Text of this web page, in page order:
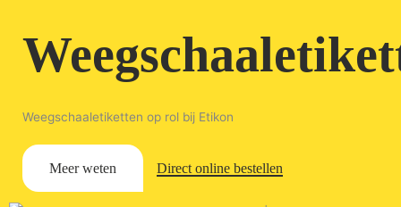
Weegschaaletiketten op rol bij Etikon
Meer weten Direct online bestellen